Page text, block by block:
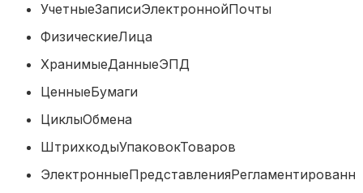
УчетныеЗаписиЭлектроннойПочты
ФизическиеЛица
ХранимыеДанныеЭПД
ЦенныеБумаги
ЦиклыОбмена
ШтрихкодыУпаковокТоваров